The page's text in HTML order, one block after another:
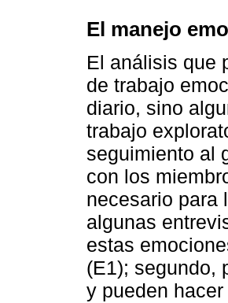
El manejo
El análisis que
de trabajo
diario, sino
trabajo
seguimiento al
con los
necesario para
algunas
estas
(E1); segundo,
y pueden hacer